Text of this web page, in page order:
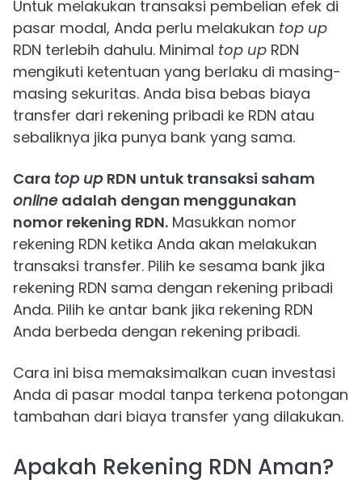
Untuk melakukan transaksi pembelian efek di
pasar modal, Anda perlu melakukan top up
RDN terlebih dahulu. Minimal top up RDN
mengikuti ketentuan yang berlaku di masing-
masing sekuritas. Anda bisa bebas biaya
transfer dari rekening pribadi ke RDN atau
sebaliknya jika punya bank yang sama.
Cara top up RDN untuk transaksi saham
online adalah dengan menggunakan
nomor rekening RDN. Masukkan nomor
rekening RDN ketika Anda akan melakukan
transaksi transfer. Pilih ke sesama bank jika
rekening RDN sama dengan rekening pribadi
Anda. Pilih ke antar bank jika rekening RDN
Anda berbeda dengan rekening pribadi.
Cara ini bisa memaksimalkan cuan investasi
Anda di pasar modal tanpa terkena potongan
tambahan dari biaya transfer yang dilakukan.
Apakah Rekening RDN Aman?